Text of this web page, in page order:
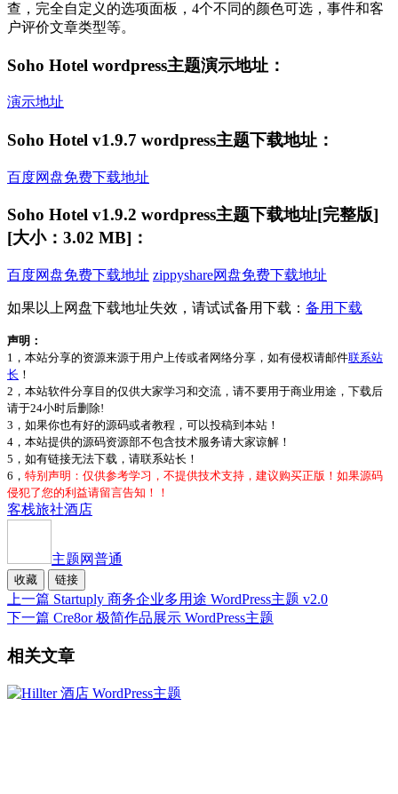
查，完全自定义的选项面板，4个不同的颜色可选，事件和客
户评价文章类型等。
Soho Hotel wordpress主题演示地址：
演示地址
Soho Hotel v1.9.7 wordpress主题下载地址：
百度网盘免费下载地址
Soho Hotel v1.9.2 wordpress主题下载地址[完整版]
[大小：3.02 MB]：
百度网盘免费下载地址 zippyshare网盘免费下载地址
如果以上网盘下载地址失效，请试试备用下载： 备用下载
声明：
1，本站分享的资源来源于用户上传或者网络分享，如有侵权请邮件联系站
长 ！
2，本站软件分享目的仅供大家学习和交流，请不要用于商业用途，下载后
请于24小时后删除!
3，如果你也有好的源码或者教程，可以投稿到本站！
4，本站提供的源码资源部不包含技术服务请大家谅解！
5，如有链接无法下载，请联系站长！
6， 特别声明：仅供参考学习，不提供技术支持，建议购买正版！如果源码
侵犯了您的利益请留言告知！！
客栈旅社酒店
主题网普通
收藏 链接
上一篇 Startuply 商务企业多用途 WordPress主题 v2.0
下一篇 Cre8or 极简作品展示 WordPress主题
相关文章